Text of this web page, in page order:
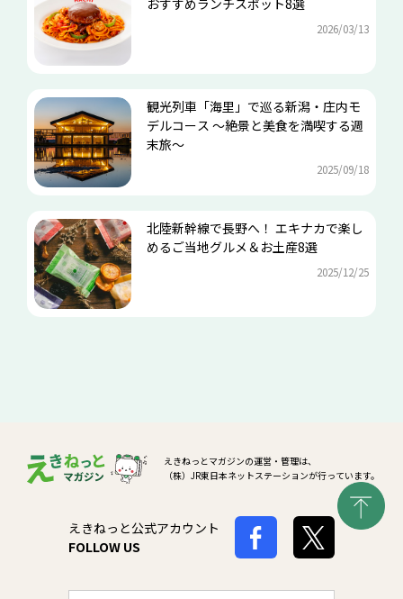
2026/03/13
観光列車「海里」で巡る新潟・庄内モ
デルコース ～絶景と美食を満喫する週
末旅～
2025/09/18
北陸新幹線で長野へ！ エキナカで楽し
めるご当地グルメ＆お土産8選
2025/12/25
えきねっとマガジンの運営・管理は、
（株）JR東日本ネットステーションが行っています。
えきねっと公式アカウント
FOLLOW US